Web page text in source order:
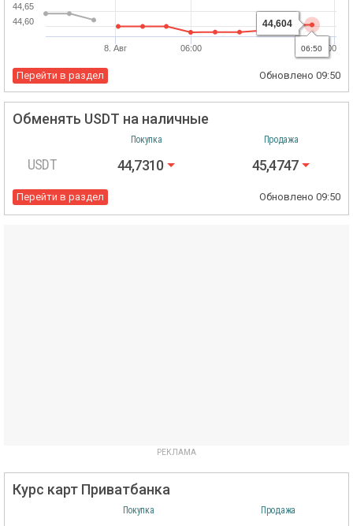
06:00
8. Авг 20:00
44,60
44,65
06:50
44,604
Перейти в раздел Обновлено 09:50
Обменять USDT на наличные
Покупка Продажа
USDT 44,7310 45,4747
Перейти в раздел Обновлено 09:50
Курс карт Приватбанка
Покупка Продажа